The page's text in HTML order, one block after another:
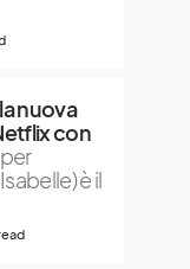
nuova
con
è il